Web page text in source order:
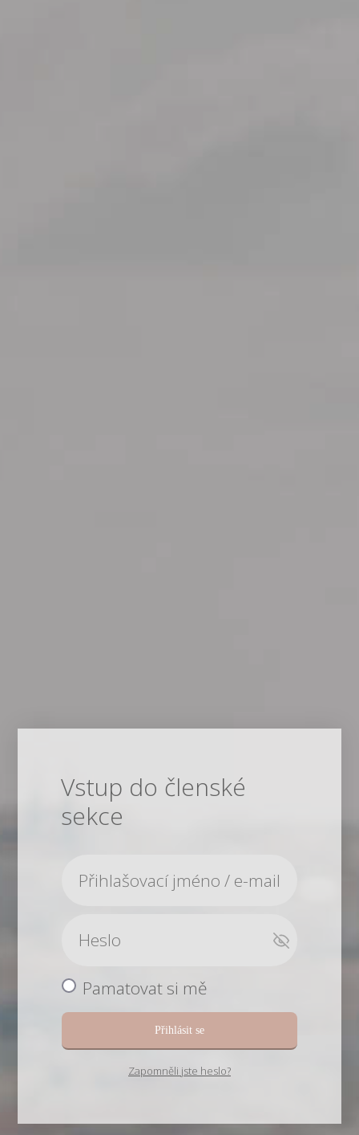
Vstup do členské
sekce
Pamatovat si mě
Přihlásit se
Zapomněli jste heslo?